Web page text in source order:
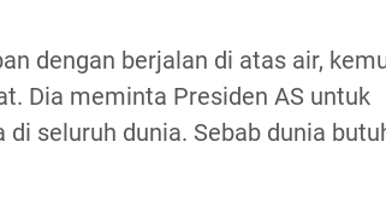
dengan berjalan di atas air,
Dia meminta Presiden AS untuk
seluruh dunia. Sebab dunia